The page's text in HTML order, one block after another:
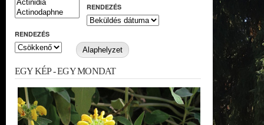
RENDEZÉS
RENDEZÉS
EGY KÉP - EGY MONDAT